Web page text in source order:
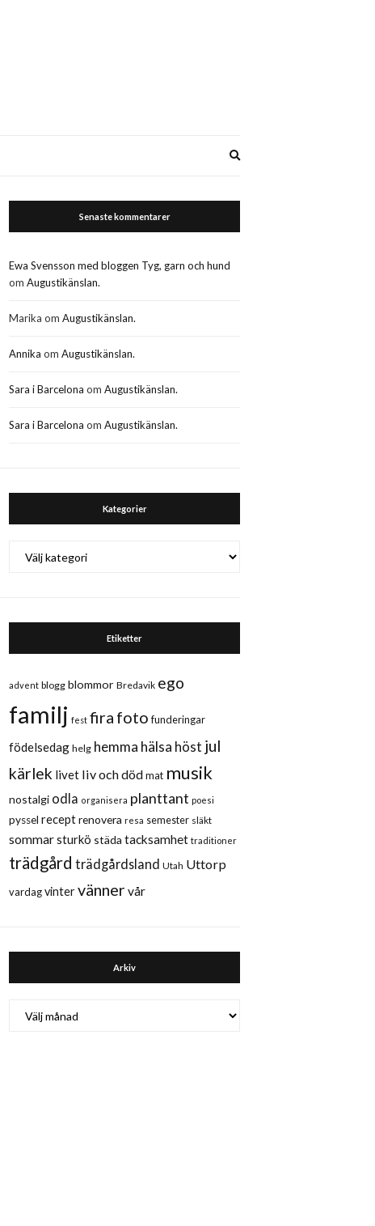
Senaste kommentarer
Ewa Svensson med bloggen Tyg, garn och hund
omAugustikänslan.
Marika omAugustikänslan.
Annika omAugustikänslan.
Sara i Barcelona omAugustikänslan.
Sara i Barcelona omAugustikänslan.
Kategorier
Etiketter
advent blogg blommor Bredavik ego
familj fest fira foto funderingar
födelsedag helg hemma hälsa höst jul
kärlek livet liv och död mat musik
nostalgi odla organisera planttant poesi
pyssel receptrenovera resa semester släkt
sommarsturkö städa tacksamhet traditioner
trädgård trädgårdsland Utah Uttorp
vardag vintervänner vår
Arkiv